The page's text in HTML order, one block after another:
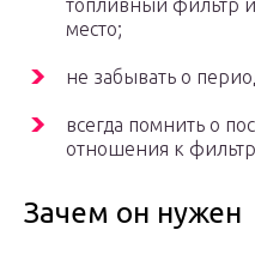
топливный фильтр и
место;
не забывать о
всегда помнить о
отношения к
Зачем он нужен